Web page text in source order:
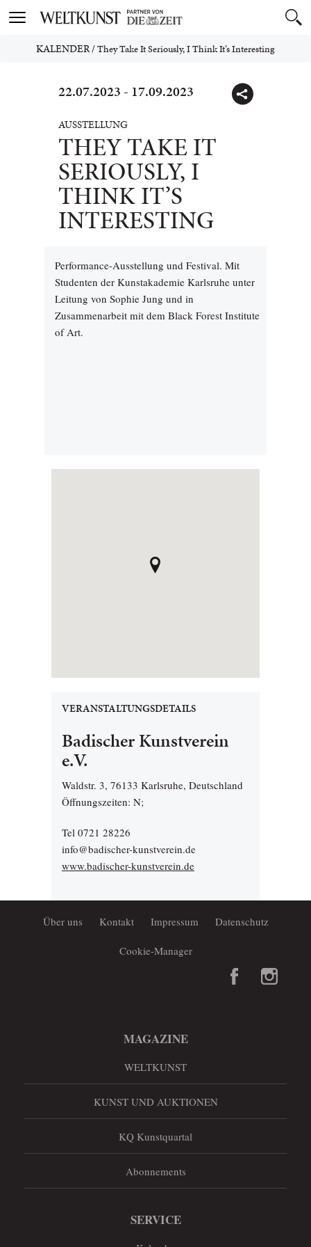
Toggle
KALENDER/They Take It Seriously, I Think It’s Interesting
22.07.2023 - 17.09.2023
AUSSTELLUNG
THEY TAKE IT
SERIOUSLY, I
THINK IT’S
INTERESTING
Performance-Ausstellung und Festival. Mit
Studenten der Kunstakademie Karlsruhe unter
Leitung von Sophie Jung und in
Zusammenarbeit mit dem Black Forest Institute
of Art.
VERANSTALTUNGSDETAILS
Badischer Kunstverein
e.V.
Waldstr. 3, 76133 Karlsruhe, Deutschland
Öffnungszeiten: N;
Tel 0721 28226
info@badischer-kunstverein.de
www.badischer-kunstverein.de
Über uns Kontakt Impressum Datenschutz
Cookie-Manager
MAGAZINE
WELTKUNST
KUNST UND AUKTIONEN
KQ Kunstquartal
Abonnements
SERVICE